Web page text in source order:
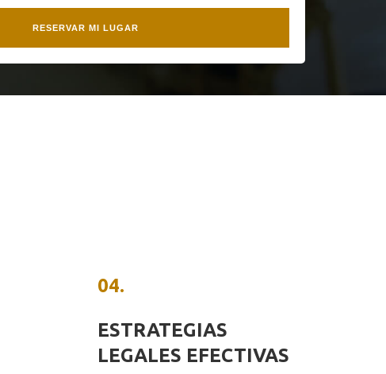
04.
ESTRATEGIAS
LEGALES EFECTIVAS